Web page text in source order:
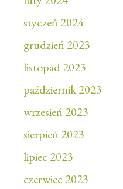
styczeń 2024
grudzień 2023
listopad 2023
październik 2023
wrzesień 2023
sierpień 2023
lipiec 2023
czerwiec 2023